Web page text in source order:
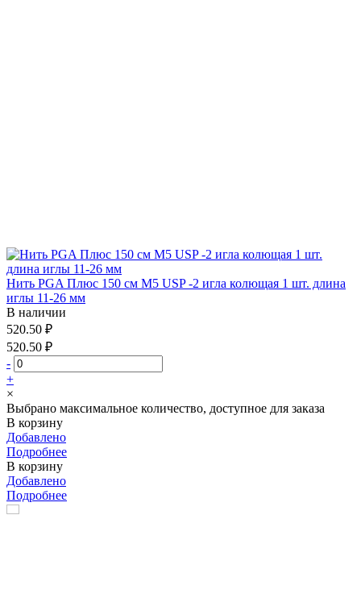
Нить PGA Плюс 150 см М5 USP -2 игла колющая 1 шт. длина
иглы 11-26 мм
В наличии
520.50 ₽
520.50 ₽
-
+
×
Выбрано максимальное количество, доступное для заказа
В корзину
Добавлено
Подробнее
В корзину
Добавлено
Подробнее